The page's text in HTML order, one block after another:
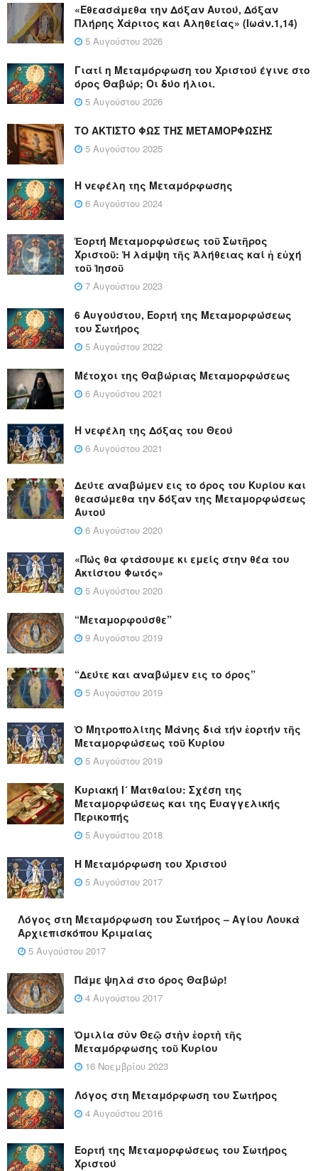
«Εθεασάμεθα την Δόξαν Αυτού, Δόξαν
Πλήρης Χάριτος και Αληθείας» (Ιωάν.1,14)
5 Αυγούστου 2026
Γιατί η Μεταμόρφωση του Χριστού έγινε στο
όρος Θαβώρ; Οι δύο ήλιοι.
5 Αυγούστου 2026
ΤΟ ΑΚΤΙΣΤΟ ΦΩΣ ΤΗΣ ΜΕΤΑΜΟΡΦΩΣΗΣ
5 Αυγούστου 2025
Η νεφέλη της Μεταμόρφωσης
6 Αυγούστου 2024
Ἑορτή Μεταμορφώσεως τοῦ Σωτῆρος
Χριστοῦ: Ἡ λάμψη τῆς Ἀλήθειας καί ἡ εὐχή
τοῦ Ἰησοῦ
7 Αυγούστου 2023
6 Αυγούστου, Εορτή της Μεταμορφώσεως
του Σωτήρος
5 Αυγούστου 2022
Μέτοχοι της Θαβώριας Μεταμορφώσεως
6 Αυγούστου 2021
Η νεφέλη της Δόξας του Θεού
6 Αυγούστου 2021
Δεύτε αναβώμεν εις το όρος του Κυρίου και
θεασώμεθα την δόξαν της Μεταμορφώσεως
Αυτού
6 Αυγούστου 2020
«Πώς θα φτάσουμε κι εμείς στην θέα του
Ακτίστου Φωτός»
5 Αυγούστου 2020
“Μεταμορφούσθε”
9 Αυγούστου 2019
“Δεύτε και αναβώμεν εις το όρος”
5 Αυγούστου 2019
Ὁ Μητροπολίτης Μάνης διά τήν ἑορτήν τῆς
Μεταμορφώσεως τοῦ Κυρίου
5 Αυγούστου 2019
Κυριακή Ι´ Ματθαίου: Σχέση της
Μεταμορφώσεως και της Ευαγγελικής
Περικοπής
5 Αυγούστου 2018
Η Μεταμόρφωση του Χριστού
5 Αυγούστου 2017
Λόγος στη Μεταμόρφωση του Σωτήρος – Αγίου Λουκά
Αρχιεπισκόπου Κριμαίας
5 Αυγούστου 2017
Πάμε ψηλά στο όρος Θαβώρ!
4 Αυγούστου 2017
Ὁμιλία σὺν Θεῷ στὴν ἑορτὴ τῆς
Μεταμόρφωσης τοῦ Κυρίου
16 Νοεμβρίου 2023
Λόγος στη Μεταμόρφωση του Σωτήρος
4 Αυγούστου 2016
Εορτή της Μεταμορφώσεως του Σωτήρος
Χριστού